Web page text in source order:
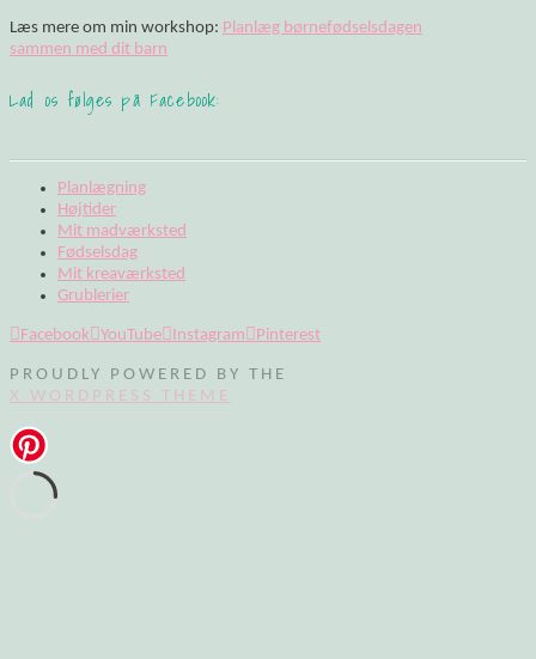
Læs mere om min workshop: Planlæg børnefødselsdagen
sammen med dit barn
Lad os følges på Facebook:
Planlægning
Højtider
Mit madværksted
Fødselsdag
Mit kreaværksted
Grublerier
Facebook YouTube Instagram Pinterest
PROUDLY POWERED BY THE
X WORDPRESS THEME